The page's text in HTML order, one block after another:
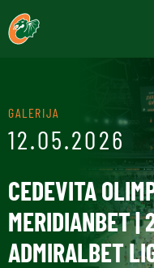
GALERIJA
12.05.2026
CEDEVITA
MERIDIANBET |
ADMIRALBET